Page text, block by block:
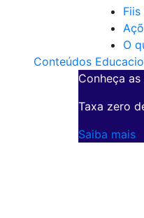
O
Conteúdos
Conheça
Taxa zero
Saiba mais